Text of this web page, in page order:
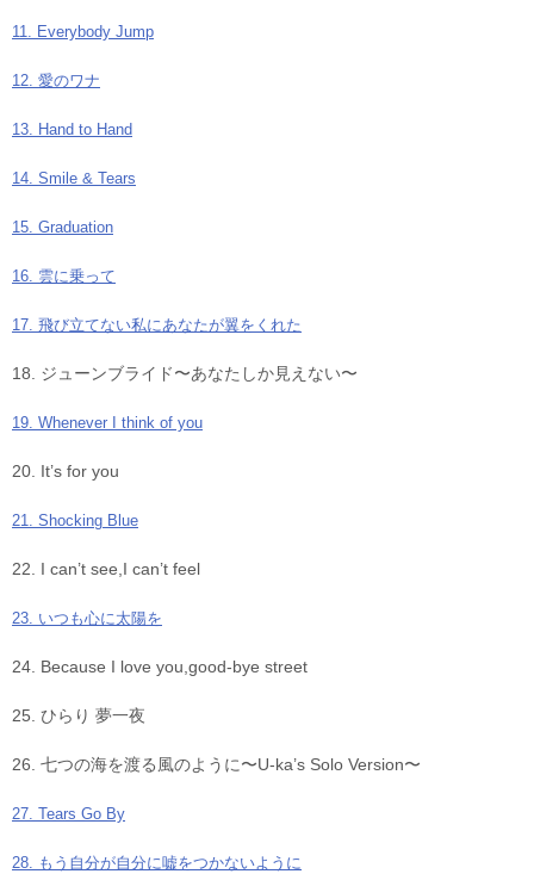
11. Everybody Jump
12. 愛のワナ
13. Hand to Hand
14. Smile & Tears
15. Graduation
16. 雲に乗って
17. 飛び立てない私にあなたが翼をくれた
18. ジューンブライド〜あなたしか見えない〜
19. Whenever I think of you
20. It’s for you
21. Shocking Blue
22. I can’t see,I can’t feel
23. いつも心に太陽を
24. Because I love you,good-bye street
25. ひらり 夢一夜
26. 七つの海を渡る風のように〜U-ka’s Solo Version〜
27. Tears Go By
28. もう自分が自分に嘘をつかないように